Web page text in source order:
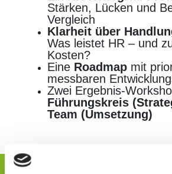
Stärken, Lücken und
Vergleich
Klarheit über
Was leistet HR – und
Kosten?
Eine Roadmap mit
messbaren
Zwei Ergebnis-
Führungskreis
Team (Umsetzung)